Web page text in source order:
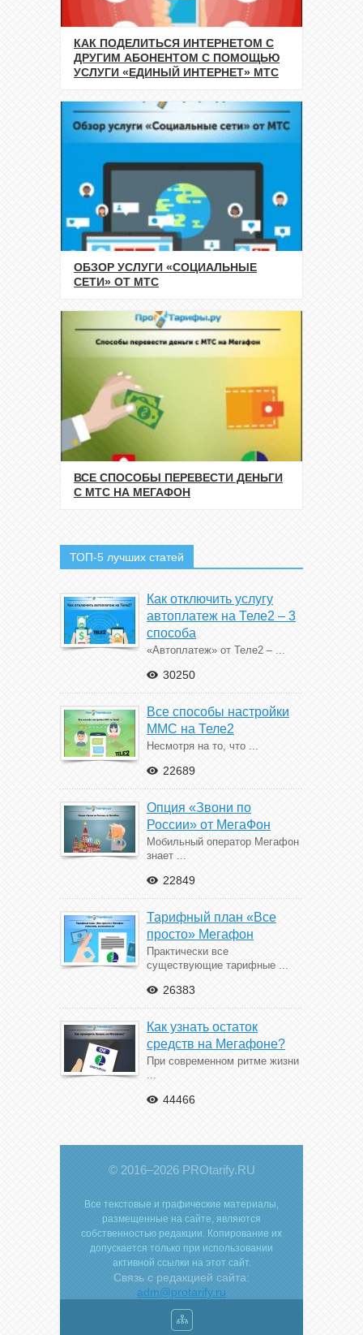
КАК ПОДЕЛИТЬСЯ ИНТЕРНЕТОМ С
ДРУГИМ АБОНЕНТОМ С ПОМОЩЬЮ
УСЛУГИ «ЕДИНЫЙ ИНТЕРНЕТ» МТС
ОБЗОР УСЛУГИ «СОЦИАЛЬНЫЕ
СЕТИ» ОТ МТС
ВСЕ СПОСОБЫ ПЕРЕВЕСТИ ДЕНЬГИ
С МТС НА МЕГАФОН
ТОП-5 лучших статей
Как отключить услугу
автоплатеж на Теле2 – 3
способа
«Автоплатеж» от Теле2 – ...
30250
Все способы настройки
ММС на Теле2
Несмотря на то, что ...
22689
Опция «Звони по
России» от МегаФон
Мобильный оператор Мегафон
знает ...
22849
Тарифный план «Все
просто» Мегафон
Практически все
существующие тарифные ...
26383
Как узнать остаток
средств на Мегафоне?
При современном ритме жизни
44466
© 2016–2026 PROtarify.RU
Все текстовые и графические материалы,
размещенные на сайте, являются
собственностью редакции. Копирование их
допускается только при использовании
активной ссылки на этот сайт.
Связь с редакцией сайта:
adm@protarify.ru